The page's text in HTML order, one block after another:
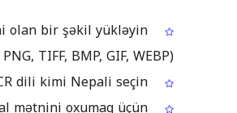
olan bir şəkil yükləyin
TIFF, BMP, GIF, WEBP)
mətnini oxumaq üçün